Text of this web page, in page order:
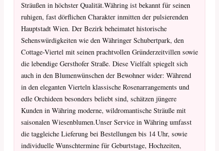
Sträußen in höchster Qualität.Währing ist bekannt für seinen
ruhigen, fast dörflichen Charakter inmitten der pulsierenden
Hauptstadt Wien. Der Bezirk beheimatet historische
Sehenswürdigkeiten wie den Währinger Schubertpark, den
Cottage-Viertel mit seinen prachtvollen Gründerzeitvillen sowie
die lebendige Gersthofer Straße. Diese Vielfalt spiegelt sich
auch in den Blumenwünschen der Bewohner wider: Während
in den eleganten Vierteln klassische Rosenarrangements und
edle Orchideen besonders beliebt sind, schätzen jüngere
Kunden in Währing moderne, wildromantische Sträuße mit
saisonalen Wiesenblumen.Unser Service in Währing umfasst
die taggleiche Lieferung bei Bestellungen bis 14 Uhr, sowie
individuelle Wunschtermine für Geburtstage, Hochzeiten,